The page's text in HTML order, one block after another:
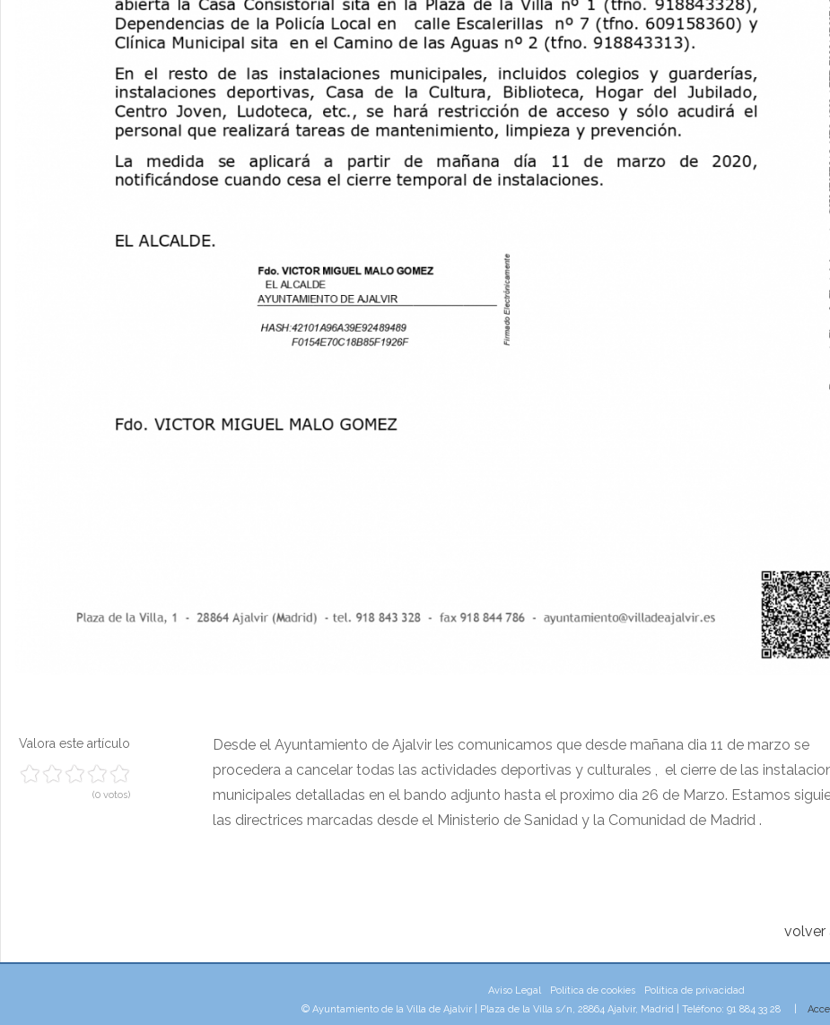
Valora este artículo
(0 votos)
Desde el Ayuntamiento de Ajalvir les comunicamos que desde mañana dia 11 de marzo se
procedera a cancelar todas las actividades deportivas y culturales , el cierre de las
municipales detalladas en el bando adjunto hasta el proximo dia 26 de Marzo. Estamos
las directrices marcadas desde el Ministerio de Sanidad y la Comunidad de Madrid .
volver
Aviso Legal Política de cookies
Política de privacidad
© Ayuntamiento de la Villa de Ajalvir | Plaza de la Villa s/n, 28864 Ajalvir, Madrid | Teléfono: 91 884 33 28 |